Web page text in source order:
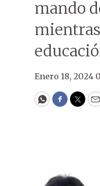
mando
Enero 18, 2024
WhatsApp